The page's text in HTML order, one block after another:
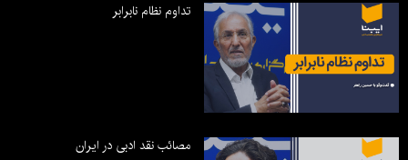
تداوم نظام نابرابر
مصائب نقد ادبی در ایران